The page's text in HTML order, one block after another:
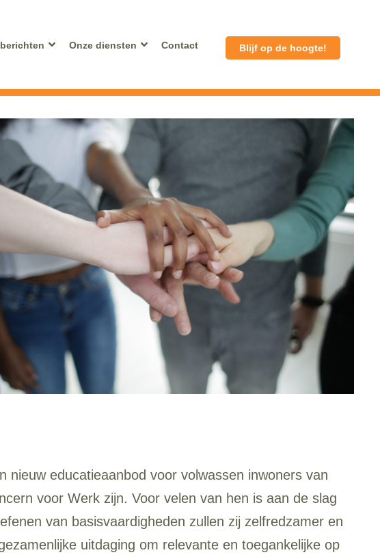
Onze diensten Contact Blijf op de hoogte!
educatieaanbod voor volwassen inwoners van
voor Werk zijn. Voor velen van hen is aan de slag
van basisvaardigheden zullen zij zelfredzamer en
uitdaging om relevante en toegankelijke op